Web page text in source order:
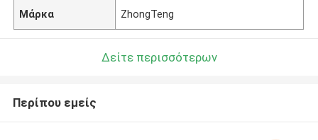
Μάρκα ZhongTeng
Δείτε περισσότερων
Περίπου εμείς